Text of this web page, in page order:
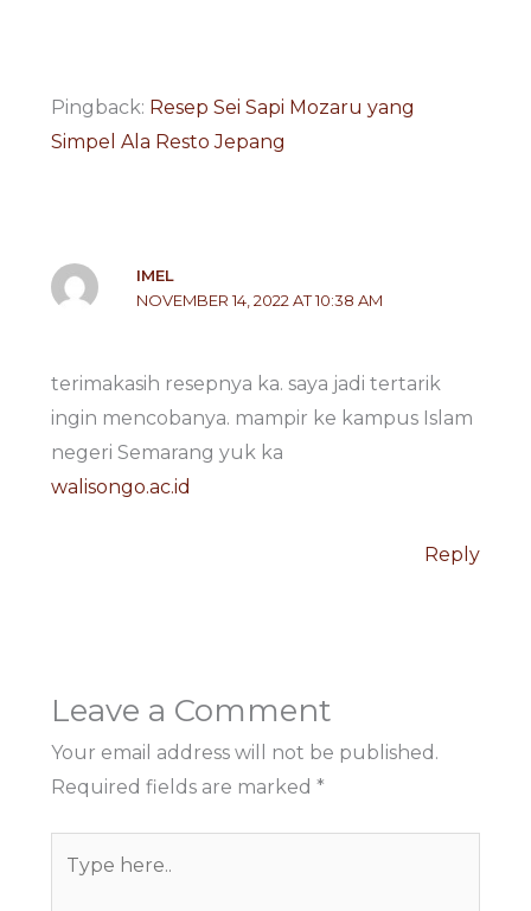
Pingback: Resep Sei Sapi Mozaru yang
Simpel Ala Resto Jepang
IMEL
NOVEMBER 14, 2022 AT 10:38 AM
terimakasih resepnya ka. saya jadi tertarik
ingin mencobanya. mampir ke kampus Islam
negeri Semarang yuk ka
walisongo.ac.id
Reply
Leave a Comment
Your email address will not be published.
Required fields are marked *
here..